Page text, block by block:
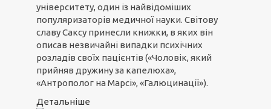
університету, один із найвідоміших
популяризаторів медичної науки. Світову
славу Саксу принесли книжки, в яких він
описав незвичайні випадки психічних
розладів своїх пацієнтів («Чоловік, який
прийняв дружину за капелюха»,
«Антрополог на Марсі», «Галюцинації»).
Детальніше